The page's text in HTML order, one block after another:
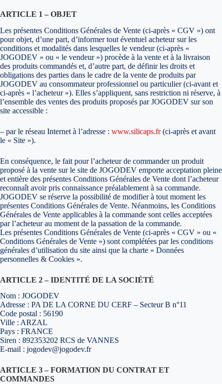
ARTICLE 1 – OBJET
Les présentes Conditions Générales de Vente (ci-après « CGV ») ont
pour objet, d’une part, d’informer tout éventuel acheteur sur les
conditions et modalités dans lesquelles le vendeur (ci-après «
JOGODEV » ou « le vendeur ») procède à la vente et à la livraison
des produits commandés et, d’autre part, de définir les droits et
obligations des parties dans le cadre de la vente de produits par
JOGODEV au consommateur professionnel ou particulier (ci-avant et
ci-après « l’acheteur »). Elles s’appliquent, sans restriction ni réserve, à
l’ensemble des ventes des produits proposés par JOGODEV sur son
site accessible :
– par le réseau Internet à l’adresse : www.silicaps.fr(ci-après et avant
le « Site »).
En conséquence, le fait pour l’acheteur de commander un produit
proposé à la vente sur le site de JOGODEV emporte acceptation pleine
et entière des présentes Conditions Générales de Vente dont l’acheteur
reconnaît avoir pris connaissance préalablement à sa commande.
JOGODEV se réserve la possibilité de modifier à tout moment les
présentes Conditions Générales de Vente. Néanmoins, les Conditions
Générales de Vente applicables à la commande sont celles acceptées
par l’acheteur au moment de la passation de la commande.
Les présentes Conditions Générales de Vente (ci-après « CGV » ou «
Conditions Générales de Vente ») sont complétées par les conditions
générales d’utilisation du site ainsi que la charte « Données
personnelles & Cookies ».
ARTICLE 2 – IDENTITÉ DE LA SOCIÉTÉ
Nom : JOGODEV
Adresse : PA DE LA CORNE DU CERF – Secteur B n°11
Code postal : 56190
Ville : ARZAL
Pays : FRANCE
Siren : 892353202 RCS de VANNES
E-mail : jogodev@jogodev.fr
ARTICLE 3 – FORMATION DU CONTRAT ET
COMMANDES